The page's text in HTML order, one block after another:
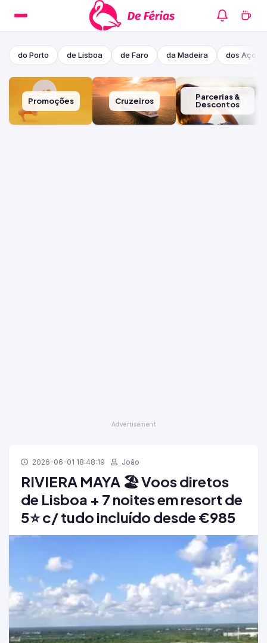
do Porto de Lisboa de Faro da Madeira dos
Promoções Cruzeiros
Parcerias &
Descontos
2026-06-01 18:48:19 João
RIVIERA MAYA 🏖️ Voos diretos
de Lisboa + 7 noites em resort de
5⭐ c/ tudo incluído desde €985